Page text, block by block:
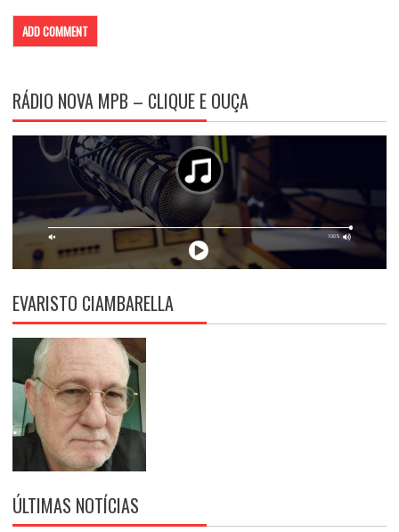
RÁDIO NOVA MPB – CLIQUE E OUÇA
EVARISTO CIAMBARELLA
ÚLTIMAS NOTÍCIAS